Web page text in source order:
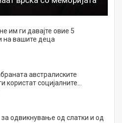
им ги давајте овие 5
на вашите деца
австралиските
користат социјалните…
одвикнување од слатки и од